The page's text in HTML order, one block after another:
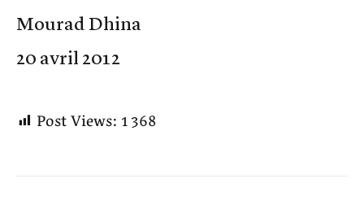
Mourad Dhina
20 avril 2012
Post Views:1 368